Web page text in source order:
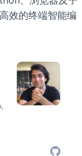
效的终端智能编